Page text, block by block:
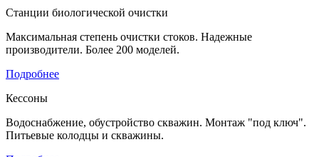
Станции биологической очистки
Максимальная степень очистки стоков. Надежные
производители. Более 200 моделей.
Подробнее
Кессоны
Водоснабжение, обустройство скважин. Монтаж "под ключ".
Питьевые колодцы и скважины.